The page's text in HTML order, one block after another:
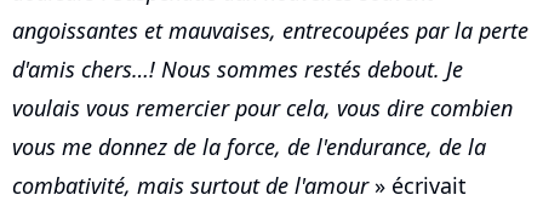
angoissantes et mauvaises, entrecoupées par la perte
d'amis chers…! Nous sommes restés debout. Je
voulais vous remercier pour cela, vous dire combien
vous me donnez de la force, de l'endurance, de la
combativité, mais surtout de l'amour» écrivait